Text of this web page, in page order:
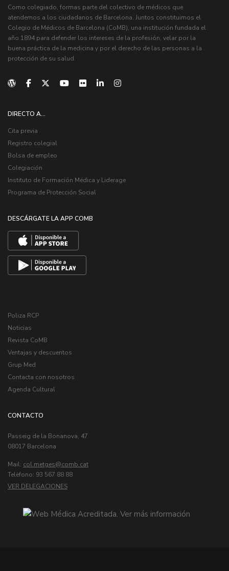
Como colegiado, formas parte del colectivo de médicos que
atendemos a los ciudadanos de Barcelona. Juntos constituimos el
Colegio de Médicos de Barcelona (CoMB), una institución fundada el
año 1894 para defender los intereses de la profesión, velar por la
buena práctica de la medicina y por el derecho de las personas a la
protección de su salud.
DIRECTO A...
Cita previa
Registro colegial
Bolsa de empleo
Colegiación
Instituto de Formación Médica y Liderage
Programa de Protección Social
DESCÁRGATE LA APP COMB
Poliza RCP
Noticias
Revista CoMB
Ventajas y descuentos
Grup Med
Contacta con nosotros
Agenda Cultural
CONTACTO
Passeig de la Bonanova, 47
08017 Barcelona
Mail: col.metges
Telèfono: 93 567 88 88
VER DELEGACIONES